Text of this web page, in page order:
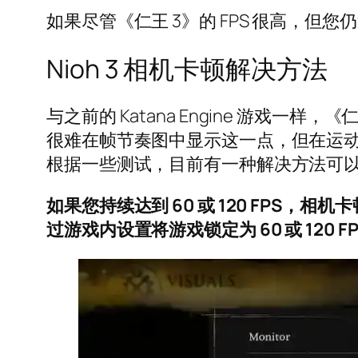
如果尽管《仁王 3》的 FPS 很高，但您
Nioh 3 相机卡顿解决方法
与之前的 Katana Engine 游戏一样，《
很难在帧节奏图中显示这一点，但在运
根据一些测试，目前有一种解决方法可
如果您持续达到 60 或 120 FPS，相机
过游戏内设置将游戏锁定为 60 或 120